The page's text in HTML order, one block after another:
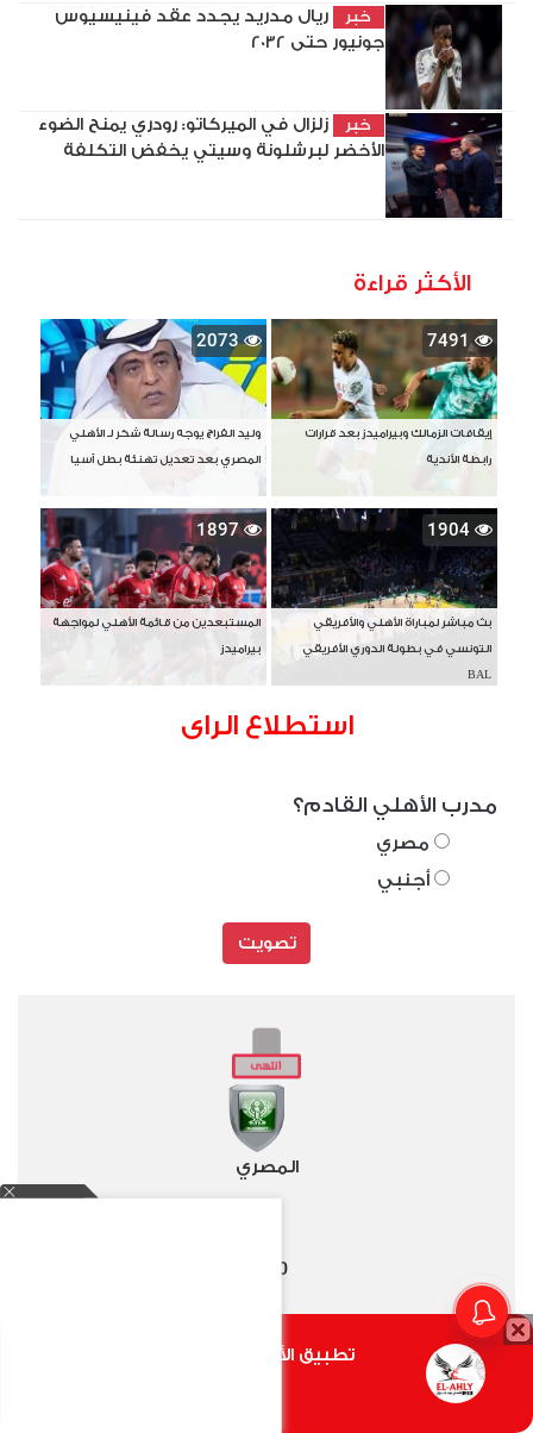
خبر
ريال مدريد يجدد عقد فينيسيوس
جونيور حتى 2032
خبر
زلزال في الميركاتو: رودري يمنح الضوء
الأخضر لبرشلونة وسيتي يخفض التكلفة
الأكثر قراءة
7491
إيقافات الزمالك وبيراميدز بعد قرارات
رابطة الأندية
2073
وليد الفراج يوجه رسالة شكر لـ الأهلي
المصري بعد تعديل تهنئة بطل آسيا
1904
بث مباشر لمباراة الأهلي والأفريقي
التونسي في بطولة الدوري الأفريقي
BAL
1897
المستبعدين من قائمة الأهلي لمواجهة
بيراميدز
استطلاع الراى
مدرب الأهلي القادم؟
مصري
أجنبي
تصويت
المصري
0
تطبيق الأهلي.كوم متاح الأن